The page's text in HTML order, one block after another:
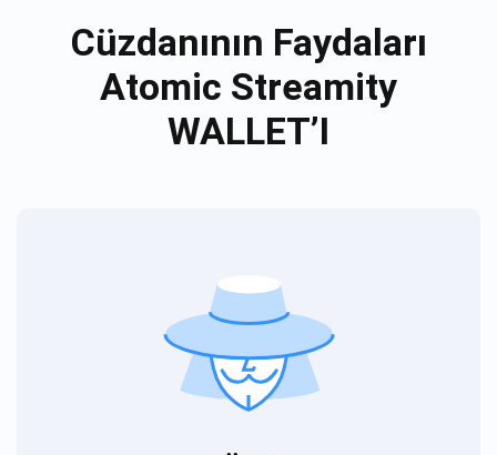
Cüzdanının Faydaları
Atomic Streamity
WALLET’I